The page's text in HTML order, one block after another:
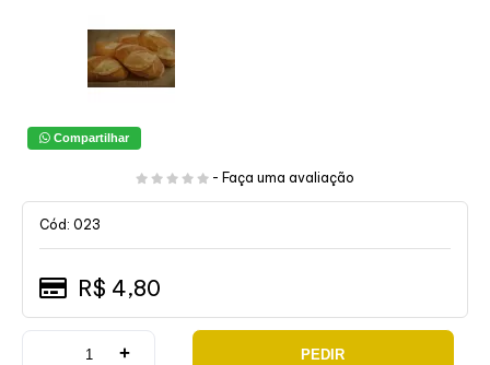
Compartilhar
- Faça uma avaliação
Cód: 023
R$ 4,80
+ PEDIR